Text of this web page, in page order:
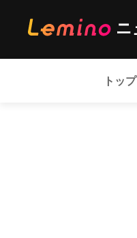
トップ